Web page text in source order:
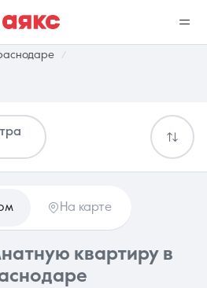
0 объявлений
Услуги
На карте
квартиру в